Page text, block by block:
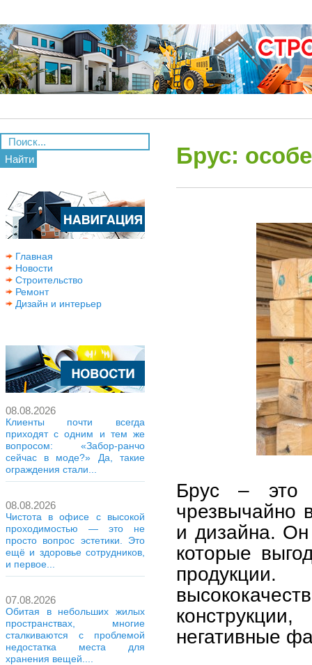
Найти
Главная
Новости
Строительство
Ремонт
Дизайн и интерьер
08.08.2026
Клиенты почти всегда
приходят с одним и тем же
вопросом: «Забор-ранчо
сейчас в моде?» Да, такие
ограждения стали...
08.08.2026
Чистота в офисе с высокой
проходимостью — это не
просто вопрос эстетики. Это
ещё и здоровье сотрудников,
и первое...
07.08.2026
Обитая в небольших жилых
пространствах, многие
сталкиваются с проблемой
недостатка места для
хранения вещей....
Брус:
Брус – это
чрезвычайно
и дизайна.
которые
негативные